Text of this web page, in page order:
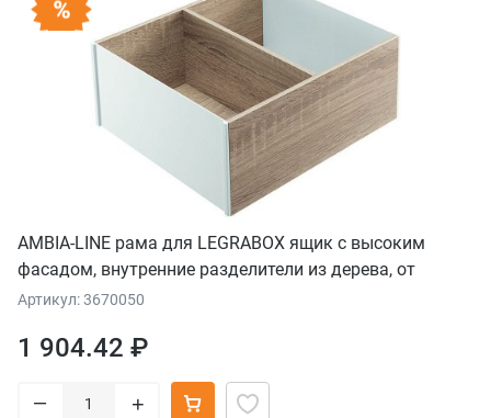
AMBIA-LINE рама для LEGRABOX ящик с высоким
фасадом, внутренние разделители из дерева, от
НД=270 мм, ширина=242 мм, дуб "Бардолино"/белый
Артикул: 3670050
1 904.42 ₽
– +